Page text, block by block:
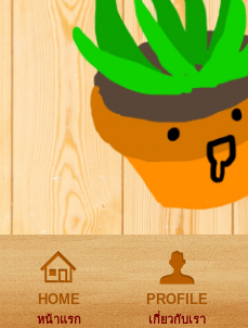
HOME
หน้าแรก
PROFILE
เกี่ยวกับเรา